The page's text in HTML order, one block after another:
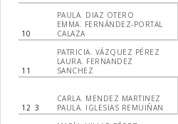
10
PAULA. DIAZ OTERO
EMMA. FERNÁNDEZ-PORTAL
CALAZA
11
PATRICIA. VÁZQUEZ PÉREZ
LAURA. FERNANDEZ
SANCHEZ
12 3
CARLA. MENDEZ MARTINEZ
PAULA. IGLESIAS REMUIÑAN